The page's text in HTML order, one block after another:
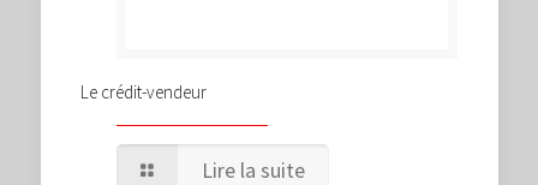
Le crédit-vendeur
Lire la suite